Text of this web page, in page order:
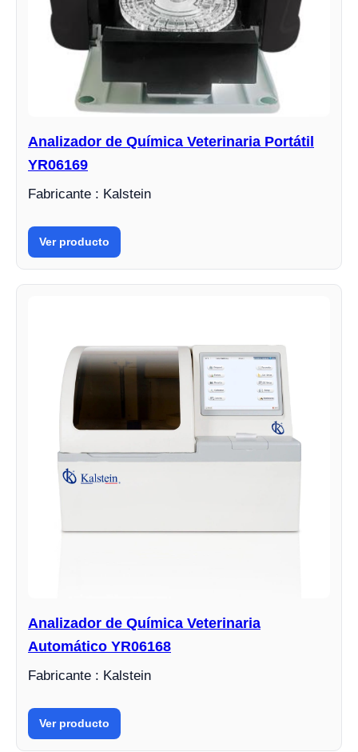
Analizador de Química Veterinaria Portátil
YR06169
Fabricante : Kalstein
Ver producto
Analizador de Química Veterinaria
Automático YR06168
Fabricante : Kalstein
Ver producto